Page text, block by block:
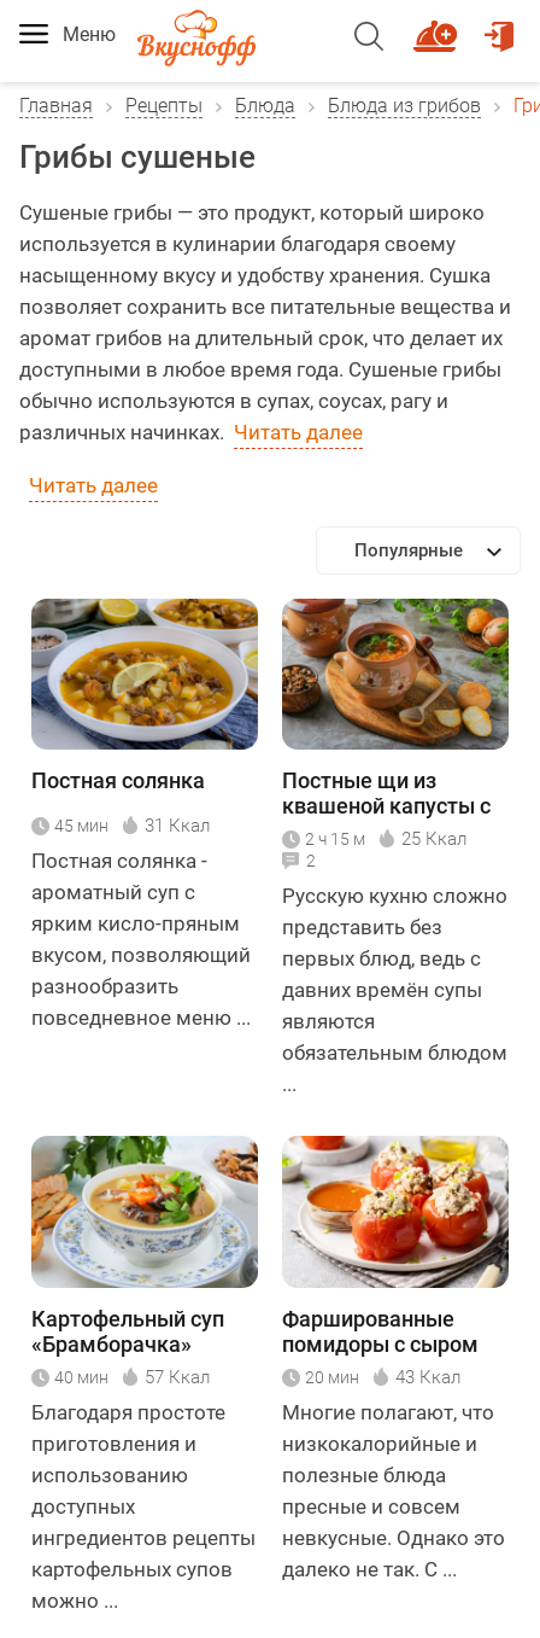
Меню
Главная Рецепты Блюда Блюда из грибов
Грибы сушеные
Сушеные грибы — это продукт, который широко
используется в кулинарии благодаря своему
насыщенному вкусу и удобству хранения. Сушка
позволяет сохранить все питательные вещества и
аромат грибов на длительный срок, что делает их
доступными в любое время года. Сушеные грибы
обычно используются в супах, соусах, рагу и
различных начинках. Читать далее
Читать далее
Популярные
Постная солянка
45 мин 31 Ккал
Постная солянка -
ароматный суп с
ярким кисло-пряным
вкусом, позволяющий
разнообразить
повседневное меню ...
Постные щи из
квашеной капусты с
грибами
2 ч 15 м 25 Ккал
2
Русскую кухню сложно
представить без
первых блюд, ведь с
давних времён супы
являются
обязательным блюдом
...
Картофельный суп
«Брамборачка»
40 мин 57 Ккал
Благодаря простоте
приготовления и
использованию
доступных
ингредиентов рецепты
картофельных супов
можно ...
Фаршированные
помидоры с сыром
тофу20 мин 43 Ккал
Многие полагают, что
низкокалорийные и
полезные блюда
пресные и совсем
невкусные. Однако это
далеко не так. С ...